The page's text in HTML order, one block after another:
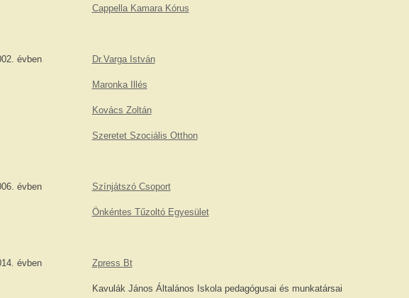
Cappella Kamara Kórus
évben Dr.Varga István
Maronka Illés
Kovács Zoltán
Szeretet Szociális Otthon
évben Színjátszó Csoport
Önkéntes Tűzoltó Egyesület
évben Zpress Bt
Kavulák János Általános Iskola pedagógusai és munkatársai